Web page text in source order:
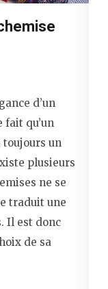
d’un
fait qu’un
toujours un
plusieurs
ne se
traduit une
Il est donc
de sa